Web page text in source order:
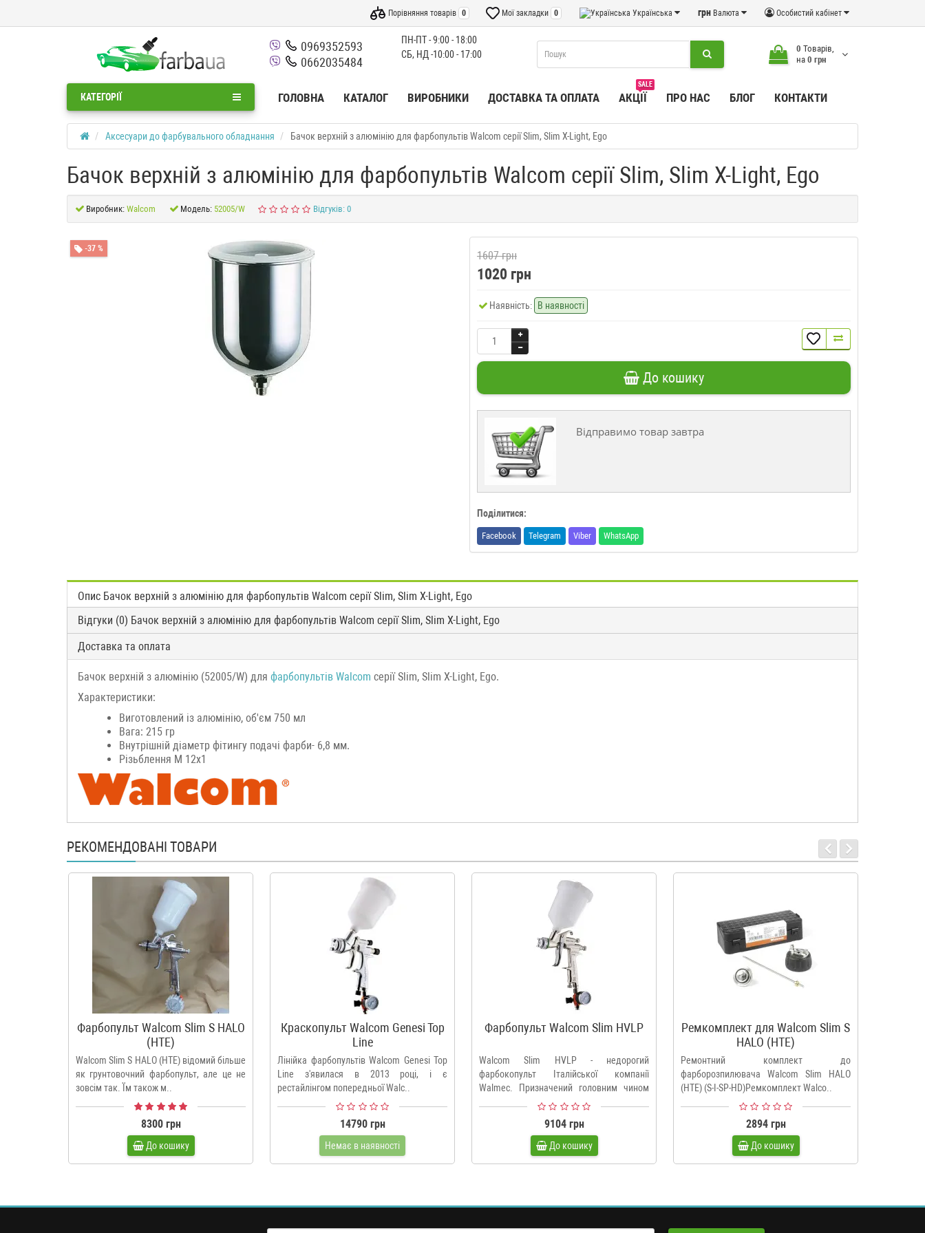
Особистий кабінет
грн Валюта
Українська
Мої закладки 0
Порівняння товарів 0
0969352593
0662035484
ПН-ПТ - 9:00 - 18:00
СБ, НД -10:00 - 17:00
0 Товарів,
на 0 грн
КАТЕГОРІЇ ГОЛОВНА КАТАЛОГ ВИРОБНИКИ ДОСТАВКА ТА ОПЛАТА
SALE
АКЦІЇ ПРО НАС БЛОГ КОНТАКТИ
Аксесуари до фарбувального обладнання Бачок верхній з алюмінію для фарбопультів Walcom серії Slim, Slim X-Light, Ego
Бачок верхній з алюмінію для фарбопультів Walcom серії Slim, Slim X-Light, Ego
Виробник: Walcom Модель: 52005/W Відгуків: 0
-37 %
1607 грн
1020 грн
Наявність: В наявності
До кошику
Відправимо товар завтра
Поділитися:
Facebook Telegram Viber WhatsApp
Опис Бачок верхній з алюмінію для фарбопультів Walcom серії Slim, Slim X-Light, Ego
Відгуки (0) Бачок верхній з алюмінію для фарбопультів Walcom серії Slim, Slim X-Light, Ego
Доставка та оплата
Бачок верхній з алюмінію (52005/W) для фарбопультів Walcom серії Slim, Slim X-Light, Ego.
Характеристики:
Виготовлений із алюмінію, об'єм 750 мл
Вага: 215 гр
Внутрішній діаметр фітингу подачі фарби- 6,8 мм.
Різьблення М 12х1
РЕКОМЕНДОВАНІ ТОВАРИ
Фарбопульт Walcom Slim S HALO
(HTE)
Walcom Slim S HALO (HTE) відомий більше
як грунтовочний фарбопульт, але це не
зовсім так. Їм також м..
8300 грн
До кошику
Краскопульт Walcom Genesi Top
Line
Лінійка фарбопультів Walcom Genesi Top
Line з'явилася в 2013 році, і є
рестайлінгом попередньої Walc..
14790 грн
Немає в наявності
Фарбопульт Walcom Slim HVLP
Walcom Slim HVLP - недорогий
фарбокопульт Італійської компанії
Walmec. Призначений головним чином
9104 грн
До кошику
Ремкомплект для Walcom Slim S
HALO (HTE)
Ремонтний комплект до
фарборозпилювача Walcom Slim HALO
(HTE) (S-I-SP-HD)Ремкомплект Walco..
2894 грн
До кошику